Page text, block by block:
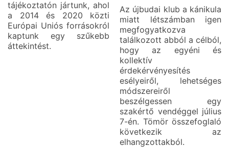
tájékoztatón jártunk, ahol
a 2014 és 2020 közti
Európai Uniós forrásokról
kaptunk egy szűkebb
áttekintést.
Az újbudai klub a kánikula
miatt létszámban igen
megfogyatkozva
találkozott abból a célból,
hogy az egyéni és
kollektív
érdekérvényesítés
esélyeiről, lehetséges
módszereiről
beszélgessen egy
szakértő vendéggel július
7-én. Tömör összefoglaló
következik az
elhangzottakból.